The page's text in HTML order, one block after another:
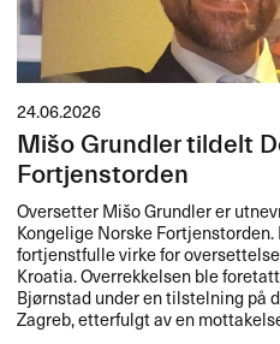
24.06.2026
Mišo Grundler tildelt
Fortjenstorden
Oversetter Mišo Grundler er
Kongelige Norske
fortjenstfulle virke for
Kroatia. Overrekkelsen ble
Bjørnstad under en tilstelning på
Zagreb, etterfulgt av en